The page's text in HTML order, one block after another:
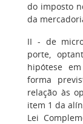
do imposto
da
II - de
porte,
hipótese
forma
relação às
item 1 da
Lei